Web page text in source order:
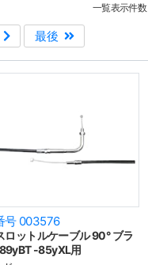
一覧表示件数
最後
号 003576
ロットルケーブル 90° ブラ
-85yXL用